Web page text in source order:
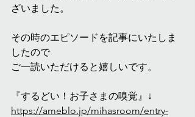
ざいました。
その時のエピソードを記事にいたしま
したので
ご一読いただけると嬉しいです。
『するどい！お子さまの嗅覚』↓
https://ameblo.jp/mihasroom/entry-